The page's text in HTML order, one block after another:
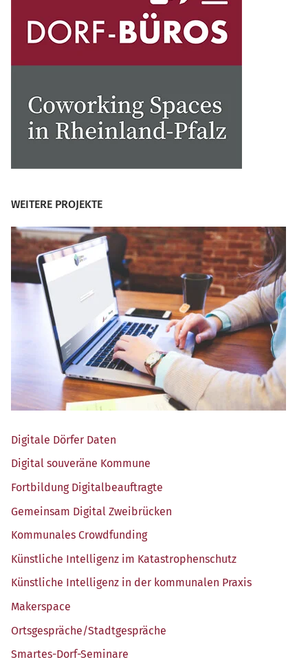
WEITERE PROJEKTE
Digi­ta­le Dör­fer Daten
Digi­tal sou­ve­rä­ne Kommune
Fort­bil­dung Digitalbeauftragte
Gemein­sam Digi­tal Zweibrücken
Kom­mu­na­les Crowdfunding
Künst­li­che Intel­li­genz im Katastrophenschutz
Künst­li­che Intel­li­genz in der kom­mu­na­len Praxis
Maker­space
Ortsgespräche/​Stadtgespräche
Smar­tes-Dorf-Semi­na­re